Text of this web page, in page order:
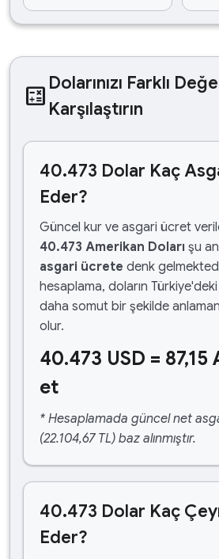
calculate Dolarınızı Farklı
Karşılaştırın
40.473 Dolar Kaç
Eder?
Güncel kur ve asgari ücret
40.473 Amerikan Doları şu
asgari ücrete denk
hesaplama, doların
daha somut bir şekilde
olur.
40.473 USD =
et
* Hesaplamada güncel net
(22.104,67 TL) baz alınmıştır.
40.473 Dolar Kaç
Eder?